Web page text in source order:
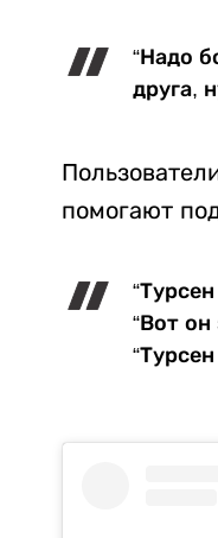
“Надо
друга,
помогают
“Вот